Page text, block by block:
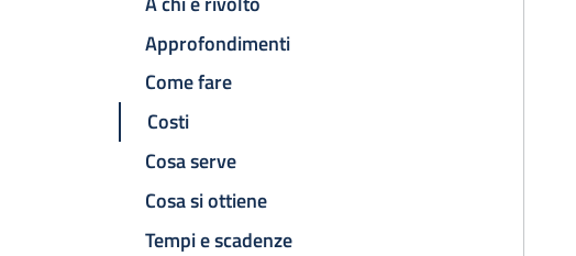
Approfondimenti
Come fare
Costi
Cosa serve
Cosa si ottiene
Tempi e scadenze